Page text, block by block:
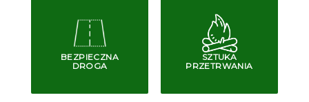
BEZPIECZNA
DROGA
SZTUKA
PRZETRWANIA